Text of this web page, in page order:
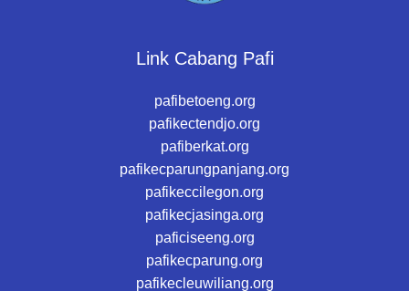
Link Cabang Pafi
pafibetoeng.org
pafikectendjo.org
pafiberkat.org
pafikecparungpanjang.org
pafikeccilegon.org
pafikecjasinga.org
paficiseeng.org
pafikecparung.org
pafikecleuwiliang.org